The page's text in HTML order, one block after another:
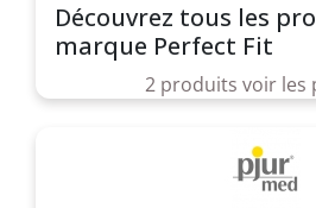
Découvrez tous les
marque Perfect Fit
2 produits voir les